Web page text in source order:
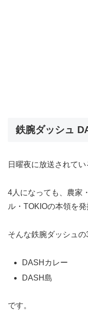
鉄腕ダッシュ
日曜夜に放送されて
4人になっても、農家
ル・TOKIOの本領を発
そんな鉄腕ダッシュの
DASHカレー
DASH島
です。